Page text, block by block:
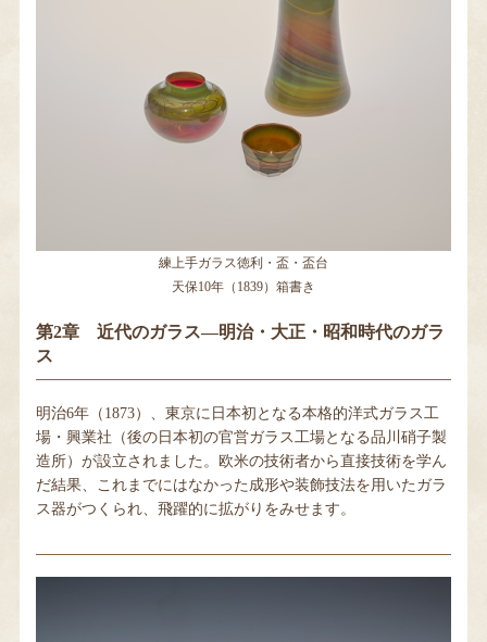
練上手ガラス徳利・盃・盃台
天保10年（1839）箱書き
第2章 近代のガラス―明治・大正・昭和時代のガラ
ス
明治6年（1873）、東京に日本初となる本格的洋式ガラス工
場・興業社（後の日本初の官営ガラス工場となる品川硝子製
造所）が設立されました。欧米の技術者から直接技術を学ん
だ結果、これまでにはなかった成形や装飾技法を用いたガラ
ス器がつくられ、飛躍的に拡がりをみせます。